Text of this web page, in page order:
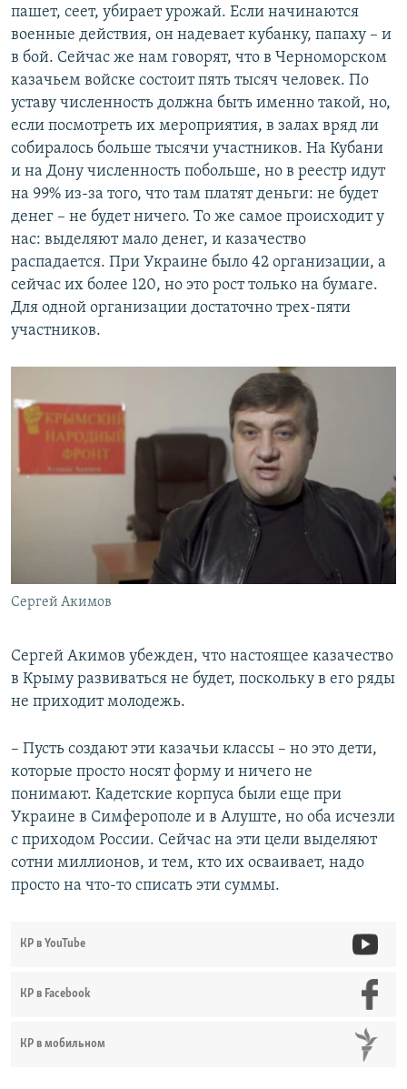
пашет, сеет, убирает урожай. Если начинаются
военные действия, он надевает кубанку, папаху – и
в бой. Сейчас же нам говорят, что в Черноморском
казачьем войске состоит пять тысяч человек. По
уставу численность должна быть именно такой, но,
если посмотреть их мероприятия, в залах вряд ли
собиралось больше тысячи участников. На Кубани
и на Дону численность побольше, но в реестр идут
на 99% из-за того, что там платят деньги: не будет
денег – не будет ничего. То же самое происходит у
нас: выделяют мало денег, и казачество
распадается. При Украине было 42 организации, а
сейчас их более 120, но это рост только на бумаге.
Для одной организации достаточно трех-пяти
участников.
Сергей Акимов
Сергей Акимов убежден, что настоящее казачество
в Крыму развиваться не будет, поскольку в его ряды
не приходит молодежь.
– Пусть создают эти казачьи классы – но это дети,
которые просто носят форму и ничего не
понимают. Кадетские корпуса были еще при
Украине в Симферополе и в Алуште, но оба исчезли
с приходом России. Сейчас на эти цели выделяют
сотни миллионов, и тем, кто их осваивает, надо
просто на что-то списать эти суммы.
КР в YouTube
КР в Facebook
КР в мобильном